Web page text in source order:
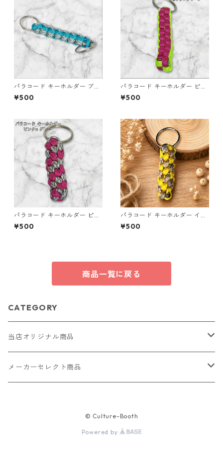
パラコード キーホルダー ブル
ー グレー ホワイト 編み込み s
36 アウトドア
¥500
パラコード キーホルダー ピン
ク グリーン 編み込み s30
¥500
パラコード キーホルダー ピン
ク グレー 編み込み s28
¥500
パラコード キーホルダー イエ
ロー×ベージュ(赤・黒) ハンド
メイド 国産 本革 ヌメ革
¥500
商品一覧に戻る
CATEGORY
当店オリジナル商品
レザー（革）
メーカーセレクト商品
© Culture-Booth
Powered by